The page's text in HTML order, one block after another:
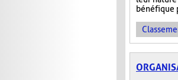
bénéfique